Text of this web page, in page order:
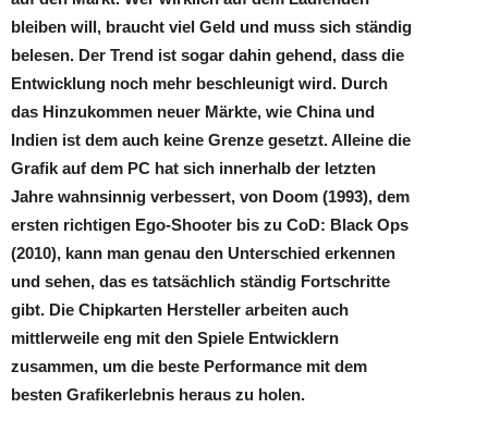
bleiben will, braucht viel Geld und muss sich ständig
belesen. Der Trend ist sogar dahin gehend, dass die
Entwicklung noch mehr beschleunigt wird. Durch
das Hinzukommen neuer Märkte, wie China und
Indien ist dem auch keine Grenze gesetzt. Alleine die
Grafik auf dem PC hat sich innerhalb der letzten
Jahre wahnsinnig verbessert, von Doom (1993), dem
ersten richtigen Ego-Shooter bis zu CoD: Black Ops
(2010), kann man genau den Unterschied erkennen
und sehen, das es tatsächlich ständig Fortschritte
gibt. Die Chipkarten Hersteller arbeiten auch
mittlerweile eng mit den Spiele Entwicklern
zusammen, um die beste Performance mit dem
besten Grafikerlebnis heraus zu holen.